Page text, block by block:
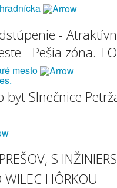
-
- Pešia zóna.
mesto
byt Slnečnice
S
WILEC HÔRKOU